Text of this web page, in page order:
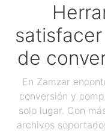
de
En Zamzar
conversión y
solo lugar. Con
archivos